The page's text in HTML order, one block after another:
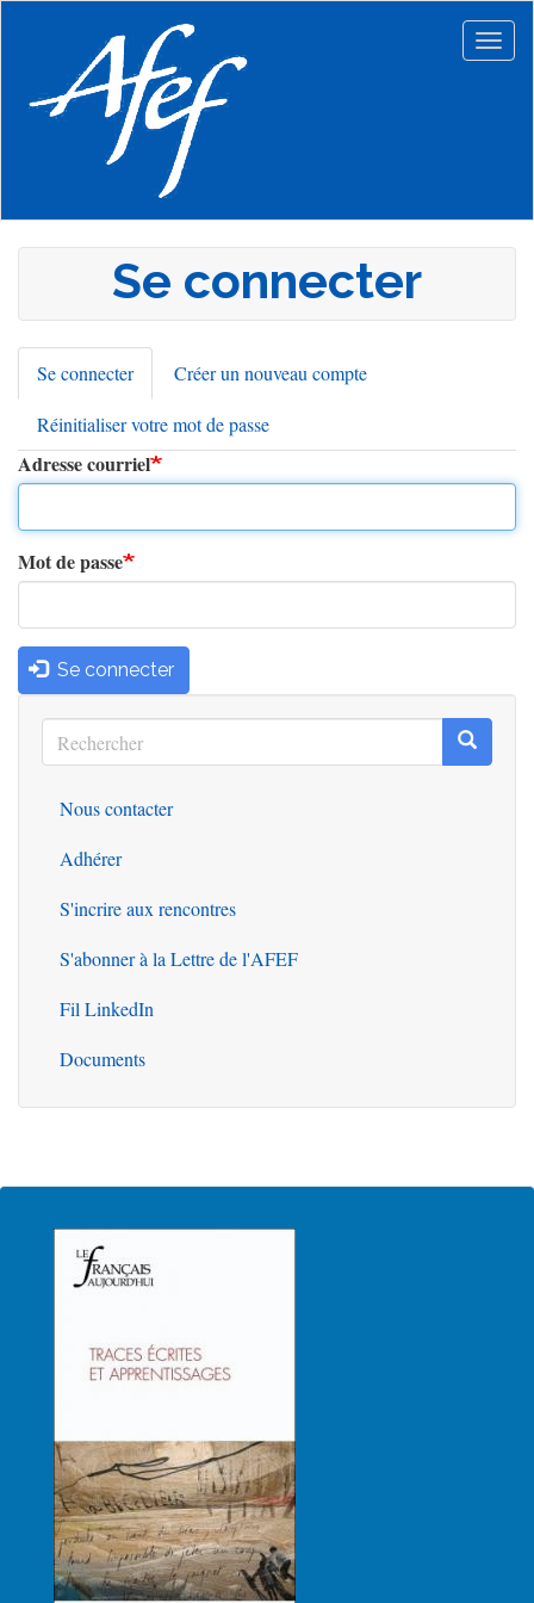
principal
Se connecter
Onglets
principaux
Se connecter(onglet
actif)
Créer un nouveau compte
Réinitialiser votre mot de passe
Adresse courriel
Mot de passe
Se connecter
Rechercher
Rechercher
Outils
Nous contacter
Adhérer
S'incrire aux rencontres
S'abonner à la Lettre de l'AFEF
Fil LinkedIn
Documents